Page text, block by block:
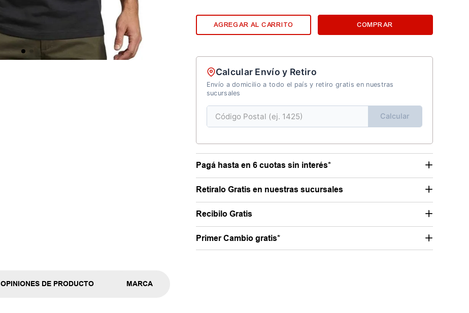
AGREGAR AL CARRITO COMPRAR
Calcular Envío y Retiro
Envío a domicilio a todo el país y retiro gratis en nuestras
sucursales
Calcular
Pagá hasta en 6 cuotas sin interés*
Retiralo Gratis en nuestras sucursales
Recibilo Gratis
Primer Cambio gratis*
OPINIONES DE PRODUCTO MARCA